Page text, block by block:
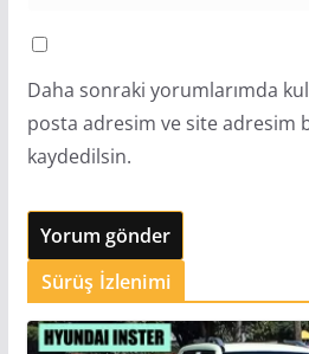
Daha sonraki yorumlarımda
posta adresim ve site adresim
kaydedilsin.
Sürüş İzlenimi